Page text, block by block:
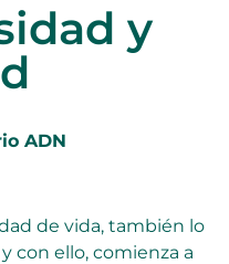
y
ADN
de vida, también lo
con ello, comienza a